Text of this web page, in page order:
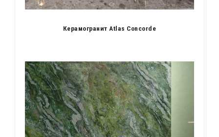
Керамогранит Atlas Concorde